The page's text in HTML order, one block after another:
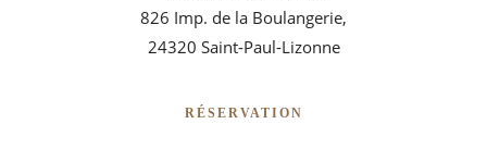
826 Imp. de la Boulangerie,
24320 Saint-Paul-Lizonne
RÉSERVATION